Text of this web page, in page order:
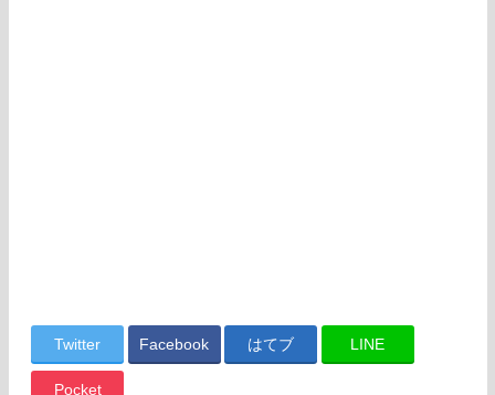
Twitter Facebook はてブ LINE
Pocket